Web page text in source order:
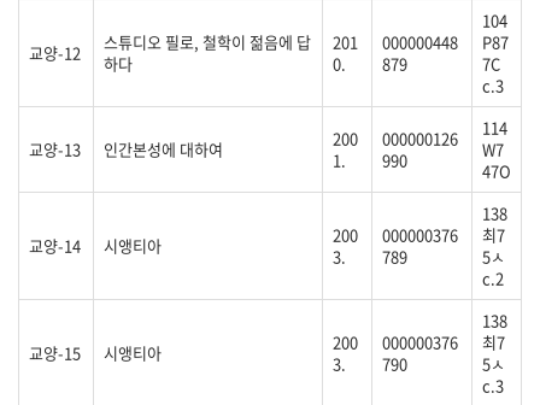
교양-12
스튜디오 필로, 철학이 젊음에 답
하다
201
0.
000000448
879
104
P87
7C
c.3
교양-13 인간본성에 대하여
200
1.
000000126
990
114
W7
47O
교양-14 시앵티아
200
3.
000000376
789
138
최7
5ㅅ
c.2
교양-15 시앵티아
200
3.
000000376
790
138
최7
5ㅅ
c.3